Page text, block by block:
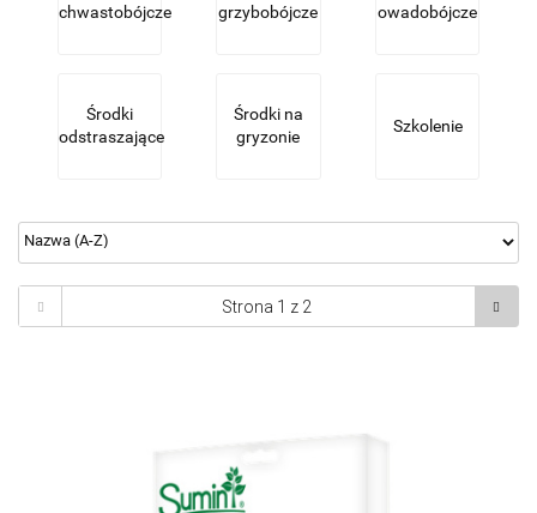
chwastobójcze
grzybobójcze
owadobójcze
Środki
odstraszające
Środki na
gryzonie
Szkolenie